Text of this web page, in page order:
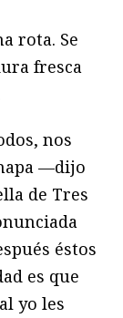
rota. Se
fresca
nos
—dijo
de Tres
éstos
es que
yo les